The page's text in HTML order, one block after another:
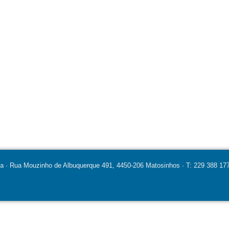
Rua Mouzinho de Albuquerque 491, 4450-206 Matosinhos · T: 229 388